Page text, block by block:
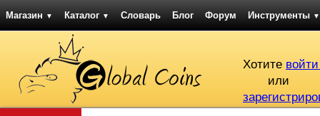
Магазин ▼ Каталог ▼ Словарь Блог Форум Инструменты ▼
Хотите
или